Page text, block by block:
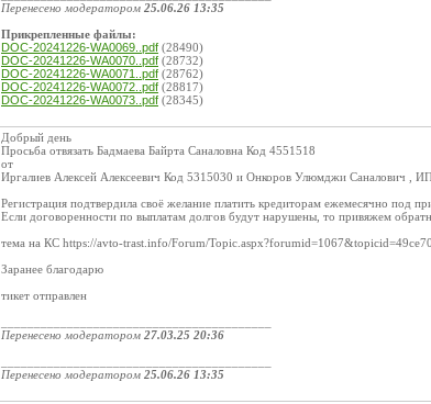
Перенесено модератором 25.06.26 13:35
Прикрепленные файлы:
DOC-20241226-WA0069..pdf (28490)
DOC-20241226-WA0070..pdf (28732)
DOC-20241226-WA0071..pdf (28762)
DOC-20241226-WA0072..pdf (28817)
DOC-20241226-WA0073..pdf (28345)
Добрый день
Просьба отвязать Бадмаева Байрта Саналовна Код 4551518
от
Иргалиев Алексей Алексеевич Код 5315030 и Онкоров Улюмджи Саналович ,
Регистрация подтвердила своё желание платить кредиторам ежемесячно под
Если договоренности по выплатам долгов будут нарушены, то привяжем
тема на КС https://avto-trast.info/Forum/
Заранее благодарю
тикет отправлен
Перенесено модератором 27.03.25 20:36
Перенесено модератором 25.06.26 13:35